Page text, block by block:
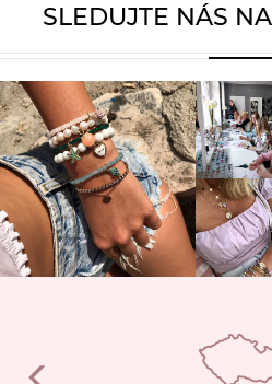
SLEDUJTE NÁS